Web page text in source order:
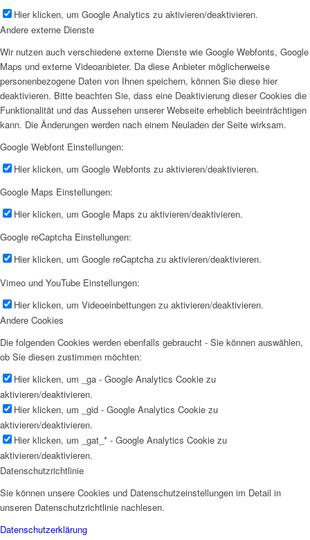
Hier klicken, um Google Analytics zu aktivieren/deaktivieren.
Andere externe Dienste
Wir nutzen auch verschiedene externe Dienste wie Google Webfonts, Google
Maps und externe Videoanbieter. Da diese Anbieter möglicherweise
personenbezogene Daten von Ihnen speichern, können Sie diese hier
deaktivieren. Bitte beachten Sie, dass eine Deaktivierung dieser Cookies die
Funktionalität und das Aussehen unserer Webseite erheblich beeinträchtigen
kann. Die Änderungen werden nach einem Neuladen der Seite wirksam.
Google Webfont Einstellungen:
Hier klicken, um Google Webfonts zu aktivieren/deaktivieren.
Google Maps Einstellungen:
Hier klicken, um Google Maps zu aktivieren/deaktivieren.
Google reCaptcha Einstellungen:
Hier klicken, um Google reCaptcha zu aktivieren/deaktivieren.
Vimeo und YouTube Einstellungen:
Hier klicken, um Videoeinbettungen zu aktivieren/deaktivieren.
Andere Cookies
Die folgenden Cookies werden ebenfalls gebraucht - Sie können auswählen,
ob Sie diesen zustimmen möchten:
Hier klicken, um _ga - Google Analytics Cookie zu
aktivieren/deaktivieren.
Hier klicken, um _gid - Google Analytics Cookie zu
aktivieren/deaktivieren.
Hier klicken, um _gat_* - Google Analytics Cookie zu
aktivieren/deaktivieren.
Datenschutzrichtlinie
Sie können unsere Cookies und Datenschutzeinstellungen im Detail in
unseren Datenschutzrichtlinie nachlesen.
Datenschutzerklärung